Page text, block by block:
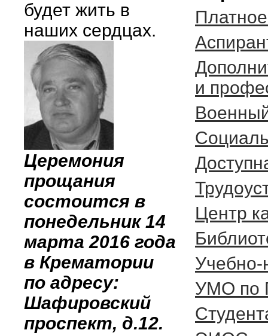
будет жить в
наших сердцах.
Церемония
прощания
состоится в
понедельник 14
марта 2016 года
в Крематории
по адресу:
Шафировский
проспект, д.12.
и
Центр
Учебно-
УМО по